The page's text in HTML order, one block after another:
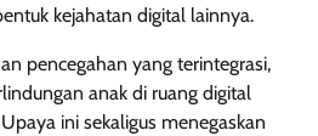
kejahatan digital lainnya.
pencegahan yang terintegrasi,
anak di ruang digital
ini sekaligus menegaskan